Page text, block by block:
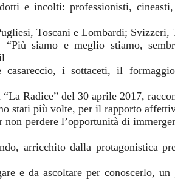
e incolti: professionisti,
Toscani e Lombardi;
“Più siamo e meglio stiamo,
casareccio, i sottaceti, il
“La Radice” del 30 aprile 2017,
stati più volte, per il rapporto
non perdere l’opportunità di
arricchito dalla protagonistica
e da ascoltare per conoscerlo,